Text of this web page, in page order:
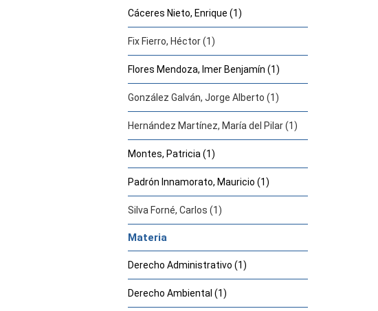
Cáceres Nieto, Enrique (1)
Fix Fierro, Héctor (1)
Flores Mendoza, Imer Benjamín (1)
González Galván, Jorge Alberto (1)
Hernández Martínez, María del Pilar (1)
Montes, Patricia (1)
Padrón Innamorato, Mauricio (1)
Silva Forné, Carlos (1)
Materia
Derecho Administrativo (1)
Derecho Ambiental (1)